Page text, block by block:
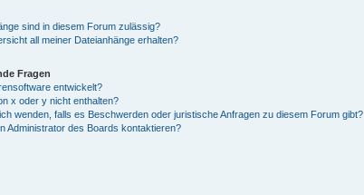
sind in diesem Forum zulässig?
all meiner Dateianhänge erhalten?
Fragen
entwickelt?
x oder y nicht enthalten?
wenden, falls es Beschwerden oder juristische Anfragen zu diesem Forum gibt?
Administrator des Boards kontaktieren?